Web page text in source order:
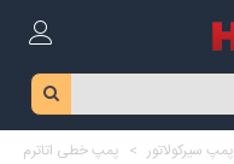
پمپ سیرکولاتور > پمپ خطی اتاترم